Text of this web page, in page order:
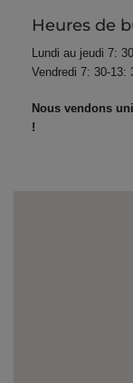
Heures de
Lundi au jeudi 7:
Vendredi 7: 30-13:
Nous vendons
!